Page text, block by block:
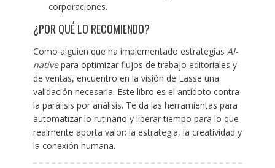
corporaciones.
¿POR QUÉ LO RECOMIENDO?
Como alguien que ha implementado estrategias AI-
nativepara optimizar flujos de trabajo editoriales y
de ventas, encuentro en la visión de Lasse una
validación necesaria. Este libro es el antídoto contra
la parálisis por análisis. Te da las herramientas para
automatizar lo rutinario y liberar tiempo para lo que
realmente aporta valor: la estrategia, la creatividad y
la conexión humana.